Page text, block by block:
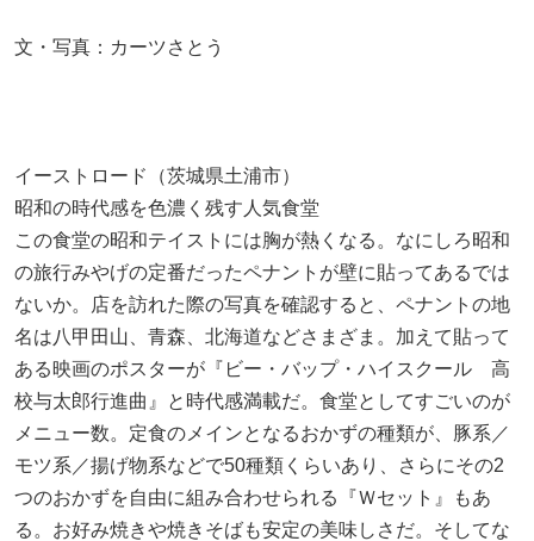
文・写真：カーツさとう
イーストロード（茨城県土浦市）
昭和の時代感を色濃く残す人気食堂
この食堂の昭和テイストには胸が熱くなる。なにしろ昭和
の旅行みやげの定番だったペナントが壁に貼ってあるでは
ないか。店を訪れた際の写真を確認すると、ペナントの地
名は八甲田山、青森、北海道などさまざま。加えて貼って
ある映画のポスターが『ビー・バップ・ハイスクール 高
校与太郎行進曲』と時代感満載だ。食堂としてすごいのが
メニュー数。定食のメインとなるおかずの種類が、豚系／
モツ系／揚げ物系などで50種類くらいあり、さらにその2
つのおかずを自由に組み合わせられる『Ｗセット』もあ
る。お好み焼きや焼きそばも安定の美味しさだ。そしてな